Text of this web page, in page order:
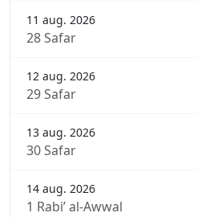
11 aug. 2026
28 Safar
12 aug. 2026
29 Safar
13 aug. 2026
30 Safar
14 aug. 2026
1 Rabi’ al-Awwal